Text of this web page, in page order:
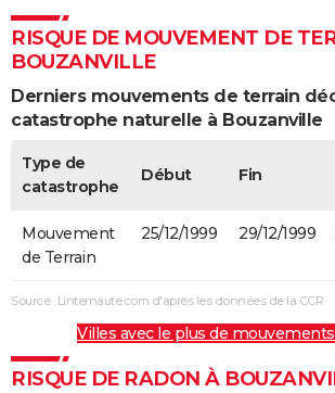
RISQUE DE MOUVEMENT DE
BOUZANVILLE
Derniers mouvements de terrain
catastrophe naturelle à Bouzanville
Type de
catastrophe
Début Fin
Mouvement
de Terrain
25/12/1999 29/12/1999
Source : Linternaute.com d'après les données de la CCR
Villes avec le plus de
RISQUE DE RADON À